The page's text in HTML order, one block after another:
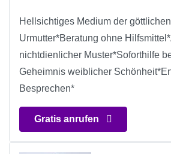
Hellsichtiges Medium der göttlichen
Urmutter*Beratung ohne
nichtdienlicher Muster*Soforthilfe
Geheimnis weiblicher
Besprechen*
Gratis anrufen